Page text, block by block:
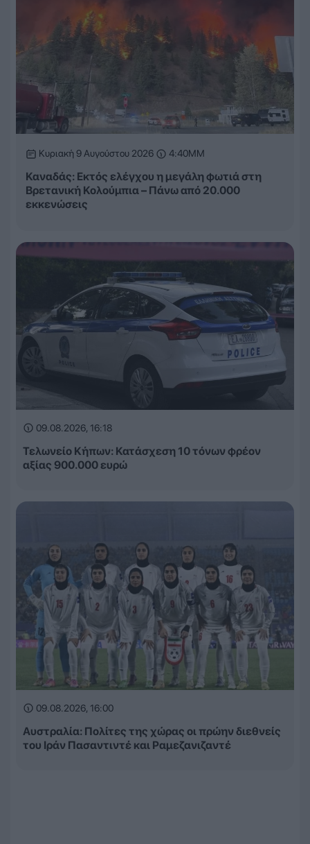
Κυριακή 9 Αυγούστου 2026 4:40ΜΜ
Καναδάς: Εκτός ελέγχου η μεγάλη φωτιά στη
Βρετανική Κολούμπια – Πάνω από 20.000
εκκενώσεις
09.08.2026, 16:18
Τελωνείο Κήπων: Κατάσχεση 10 τόνων φρέον
αξίας 900.000 ευρώ
09.08.2026, 16:00
Αυστραλία: Πολίτες της χώρας οι πρώην διεθνείς
του Ιράν Πασαντιντέ και Ραμεζανιζαντέ